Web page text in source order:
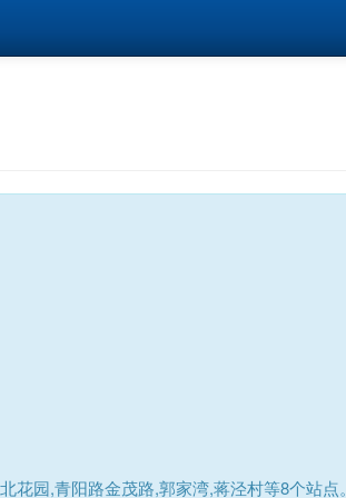
园,青阳路金茂路,郭家湾,蒋泾村等8个站点。